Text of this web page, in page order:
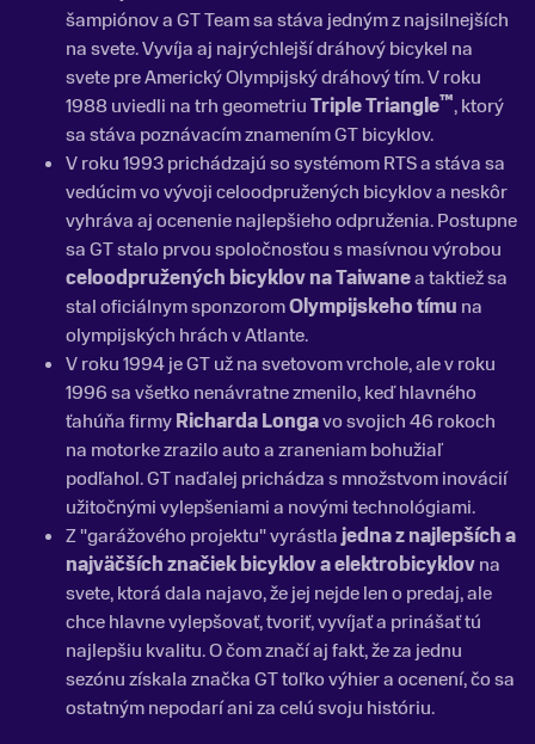
šampiónov a GT Team sa stáva jedným z najsilnejších
na svete. Vyvíja aj najrýchlejší dráhový bicykel na
svete pre Americký Olympijský dráhový tím. V roku
1988 uviedli na trh geometriuTriple Triangle™,ktorý
sa stáva poznávacím znamením GT bicyklov.
V roku 1993 prichádzajú so systémom RTS a stáva sa
vedúcim vo vývoji celoodpružených bicyklov a neskôr
vyhráva aj ocenenie najlepšieho odpruženia. Postupne
sa GT stalo prvou spoločnosťou s masívnou výrobou
celoodpružených bicyklov na Taiwanea taktiež sa
stal oficiálnym sponzoromOlympijskeho tímu na
olympijských hrách v Atlante.
V roku 1994 je GT už na svetovom vrchole, ale v roku
1996 sa všetko nenávratne zmenilo, keď hlavného
ťahúňa firmyRicharda Longavo svojich 46 rokoch
na motorke zrazilo auto a zraneniam bohužiaľ
podľahol. GT naďalej prichádza s množstvom inovácií
užitočnými vylepšeniami a novými technológiami.
Z "garážového projektu" vyrástlajedna z najlepších a
najväčších značiek bicyklov a elektrobicyklovna
svete, ktorá dala najavo, že jej nejde len o predaj, ale
chce hlavne vylepšovať, tvoriť, vyvíjať a prinášať tú
najlepšiu kvalitu. O čom značí aj fakt, že za jednu
sezónu získala značka GT toľko výhier a ocenení, čo sa
ostatným nepodarí ani za celú svoju históriu.